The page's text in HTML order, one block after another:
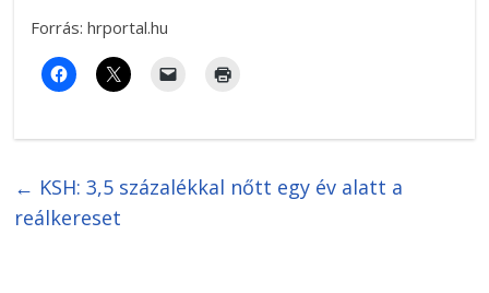
Forrás: hrportal.hu
← KSH: 3,5 százalékkal nőtt egy év alatt a
reálkereset